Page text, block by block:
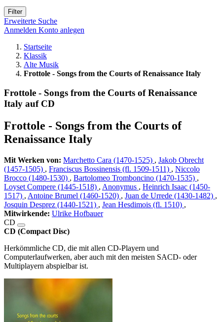
Filter
Erweiterte Suche
Anmelden Konto anlegen
Startseite
Klassik
Alte Musik
Frottole - Songs from the Courts of Renaissance Italy
Frottole - Songs from the Courts of Renaissance
Italy auf CD
Frottole - Songs from the Courts of
Renaissance Italy
Mit Werken von: Marchetto Cara (1470-1525) , Jakob Obrecht
(1457-1505) , Franciscus Bossinensis (fl. 1509-1511) , Niccolo
Brocco (1480-1530) , Bartolomeo Tromboncino (1470-1535) ,
Loyset Compere (1445-1518) , Anonymus , Heinrich Isaac (1450-
1517) , Antoine Brumel (1460-1520) , Juan de Urrede (1430-1482) ,
Josquin Desprez (1440-1521) , Jean Hesdimois (fl. 1510) ,
Mitwirkende: Ulrike Hofbauer
CD
CD (Compact Disc)
Herkömmliche CD, die mit allen CD-Playern und
Computerlaufwerken, aber auch mit den meisten SACD- oder
Multiplayern abspielbar ist.